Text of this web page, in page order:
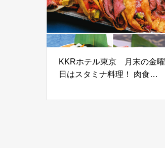
KKRホテル東京 月末の金曜
日はスタミナ料理！ 肉食べ